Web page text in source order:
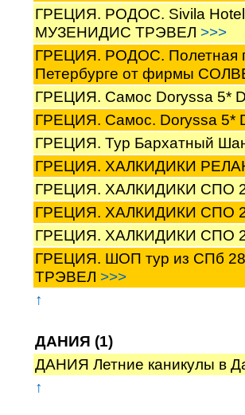
ГРЕЦИЯ. РОДОС. Sivila Hotel
МУЗЕНИДИС ТРЭВЕЛ >>>
ГРЕЦИЯ. РОДОС. Полетная
Петербурге от фирмы
ГРЕЦИЯ. Самос Doryssa 5*
ГРЕЦИЯ. Самос. Doryssa
ГРЕЦИЯ. Тур Бархатный
ГРЕЦИЯ. ХАЛКИДИКИ
ГРЕЦИЯ. ХАЛКИДИКИ СПО
ГРЕЦИЯ. ХАЛКИДИКИ СПО
ГРЕЦИЯ. ХАЛКИДИКИ СПО
ГРЕЦИЯ. ШОП тур из СПб
ТРЭВЕЛ >>>
↑
ДАНИЯ (1)
ДАНИЯ Летние каникулы в
↑